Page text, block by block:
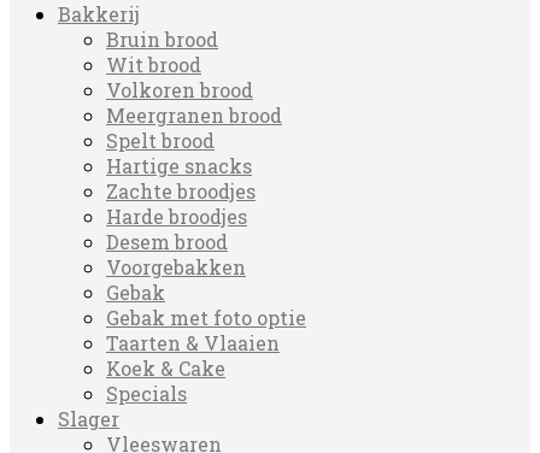
Bakkerij
Bruin brood
Wit brood
Volkoren brood
Meergranen brood
Spelt brood
Hartige snacks
Zachte broodjes
Harde broodjes
Desem brood
Voorgebakken
Gebak
Gebak met foto optie
Taarten & Vlaaien
Koek & Cake
Specials
Slager
Vleeswaren